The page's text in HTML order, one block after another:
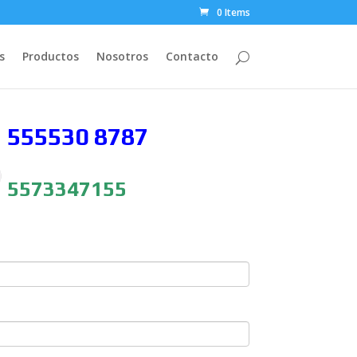
0 Items
Productos Nosotros Contacto
555530 8787
5573347155